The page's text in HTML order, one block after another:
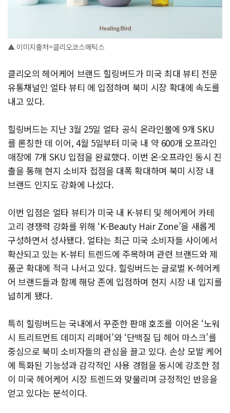
▲ 이미지출처=클리오코스메틱스
클리오의 헤어케어 브랜드 힐링버드가 미국 최대 뷰티 전문
유통채널인 얼타 뷰티 에 입점하며 북미 시장 확대에 속도를
내고 있다.
힐링버드는 지난 3월 25일 얼타 공식 온라인몰에 9개 SKU
를 론칭한 데 이어, 4월 5일부터 미국 내 약 600개 오프라인
매장에 7개 SKU 입점을 완료했다. 이번 온·오프라인 동시 진
출을 통해 현지 소비자 접점을 대폭 확대하며 북미 시장 내
브랜드 인지도 강화에 나섰다.
이번 입점은 얼타 뷰티가 미국 내 K-뷰티 및 헤어케어 카테
고리 경쟁력 강화를 위해 ‘K-Beauty Hair Zone’을 새롭게
구성하면서 성사됐다. 얼타는 최근 미국 소비자들 사이에서
확산되고 있는 K-뷰티 트렌드에 주목하며 관련 브랜드와 제
품군 확대에 적극 나서고 있다. 힐링버드는 글로벌 K-헤어케
어 브랜드들과 함께 해당 존에 입점하며 현지 시장 내 입지를
넓히게 됐다.
특히 힐링버드는 국내에서 꾸준한 판매 호조를 이어온 ‘노워
시 트리트먼트 데미지 리페어’와 ‘단백질 딥 헤어 마스크’를
중심으로 북미 소비자들의 관심을 끌고 있다. 손상 모발 케어
에 특화된 기능성과 감각적인 사용 경험을 동시에 강조한 점
이 미국 헤어케어 시장 트렌드와 맞물리며 긍정적인 반응을
얻고 있다는 분석이다.